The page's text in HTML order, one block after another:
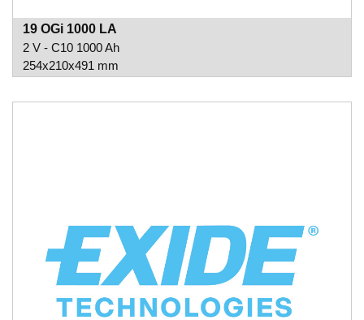
19 OGi 1000 LA
2 V - C10 1000 Ah
254x210x491 mm